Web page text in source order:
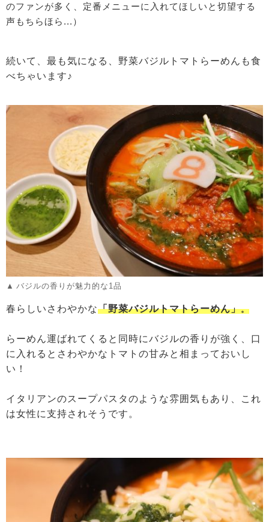
のファンが多く、定番メニューに入れてほしいと切望する
声もちらほら...）
続いて、最も気になる、野菜バジルトマトらーめんも食
べちゃいます♪
バジルの香りが魅力的な1品
春らしいさわやかな「野菜バジルトマトらーめん」。
らーめん運ばれてくると同時にバジルの香りが強く、口
に入れるとさわやかなトマトの甘みと相まっておいし
い！
イタリアンのスープパスタのような雰囲気もあり、これ
は女性に支持されそうです。